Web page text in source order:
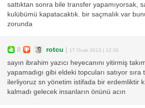
sattıktan sonra bile transfer yapamıyorsak,
kulübümü kapatacaktık. bir saçmalık var
zorunda
8 rotcu | 17 Ocak 2013 | 12:36
sayın ibrahim yazıcı heyecanını yitirmiş
yapamadıgı gibi eldeki topcuları satıyor sıra
ilerliyoruz sn yönetim istifada bir erdemliktir
kalmadı gelecek insanların önünü acın